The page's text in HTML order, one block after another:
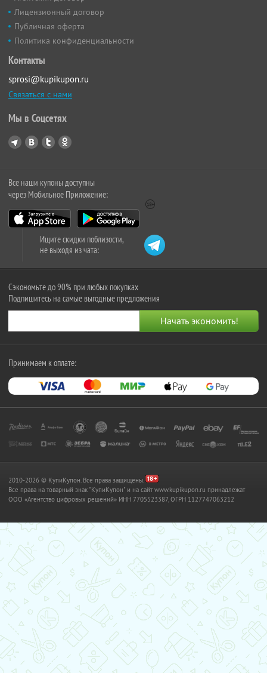
Лицензионный договор
Публичная оферта
Политика конфиденциальности
Контакты
sprosi@kupikupon.ru
Связаться с нами
Мы в Соцсетях
Все наши купоны доступны
через Мобильное Приложение:
Ищите скидки поблизости,
не выходя из чата:
Сэкономьте до 90% при любых покупках
Подпишитесь на самые выгодные предложения
Принимаем к оплате:
2010-2026 © КупиКупон. Все права защищены.
Все права на товарный знак "КупиКупон" и на сайт www.kupikupon.ru принадлежат
OOO «Агентство цифровых решений» ИНН 7705523387, ОГРН 1127747063212